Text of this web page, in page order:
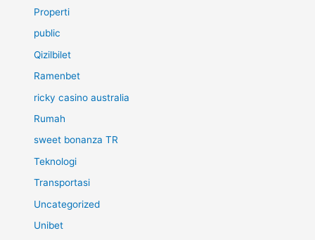
Properti
public
Qizilbilet
Ramenbet
ricky casino australia
Rumah
sweet bonanza TR
Teknologi
Transportasi
Uncategorized
Unibet